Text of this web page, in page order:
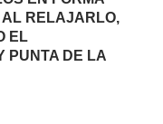
AL RELAJARLO,
EL
PUNTA DE LA